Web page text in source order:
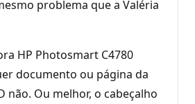
problema que a Valéria
HP Photosmart C4780
documento ou página da
não. Ou melhor, o cabeçalho